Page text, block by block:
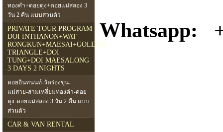
ทองคำ+ดอยตุง+ดอยแม่สลอง 3
วัน 2 คืน แบบส่วนตัว
PRIVATE TOUR PROGRAM
DOI INTHANON+WAT
RONGKUN+MAESAI+GOLDEN
TRIANGLE+DOI
TUNG+DOI MAESALONG
3 DAYS 2 NIGHTS
ดอยอินทนนท์-วัดร่องขุ่น-
แม่สาย-สามเหลี่ยมทองคำ-ดอย
ตุง-ดอยแม่สลอง 3 วัน 2 คืน แบบ
ส่วนตัว
CAR & VAN RENTAL
Whatsapp: